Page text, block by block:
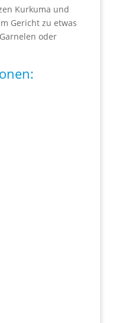
Kurkuma und
Gericht zu etwas
oder